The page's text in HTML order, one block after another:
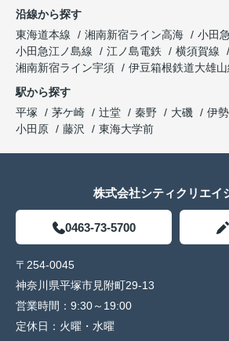
沿線から探す
東海道本線
湘南新宿ライン高海 小田
小田急江ノ島線
江ノ島電鉄
横須賀線
湘南新宿ライン宇須
伊豆箱根鉄道大雄山
駅から探す
平塚
茅ケ崎 辻堂 秦野 大磯 伊
小田原
藤沢 東海大学前
株式会社シティクリエイ
0463-73-5700
〒254-0045
神奈川県平塚市見附町29-13
営業時間： 9:30～19:00
定休日： 火曜・水曜